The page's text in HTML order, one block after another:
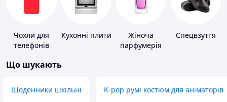
Чохли для
телефонів
Кухонні плити
Жіноча
парфумерія
Спецвзуття
Що шукають
Щоденники шкільні K-pop румі костюм для аніматорів